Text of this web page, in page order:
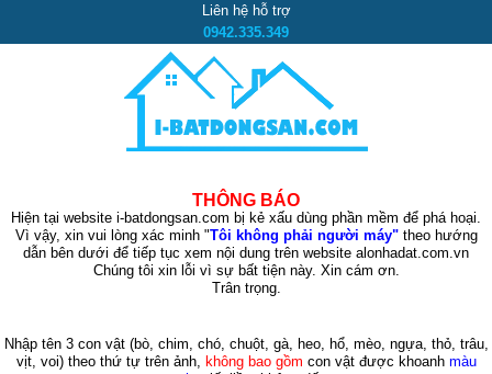
Liên hệ hỗ trợ
0942.335.349
THÔNG BÁO
Hiện tại website i-batdongsan.com bị kẻ xấu dùng phần mềm để phá hoại.
Vì vậy, xin vui lòng xác minh "Tôi không phải người máy"theo hướng
dẫn bên dưới để tiếp tục xem nội dung trên website alonhadat.com.vn
Chúng tôi xin lỗi vì sự bất tiện này. Xin cám ơn.
Trân trọng.
Nhập tên 3 con vật (bò, chim, chó, chuột, gà, heo, hổ, mèo, ngựa, thỏ, trâu,
vịt, voi)theo thứ tự trên ảnh, không bao gồm con vật được khoanh màu